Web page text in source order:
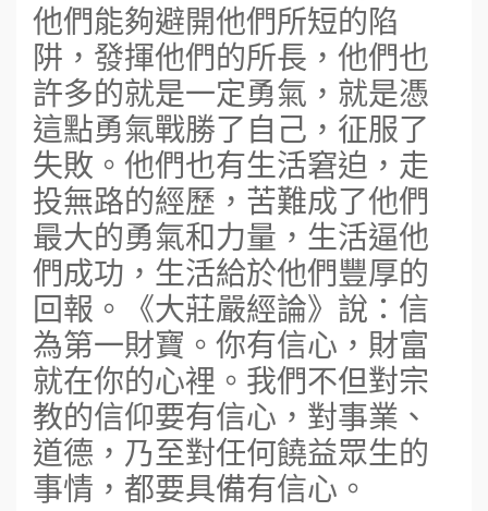
他們能夠避開他們所短的陷
阱，發揮他們的所長，他們也
許多的就是一定勇氣，就是憑
這點勇氣戰勝了自己，征服了
失敗。他們也有生活窘迫，走
投無路的經歷，苦難成了他們
最大的勇氣和力量，生活逼他
們成功，生活給於他們豐厚的
回報。《大莊嚴經論》說：信
為第一財寶。你有信心，財富
就在你的心裡。我們不但對宗
教的信仰要有信心，對事業、
道德，乃至對任何饒益眾生的
事情，都要具備有信心。